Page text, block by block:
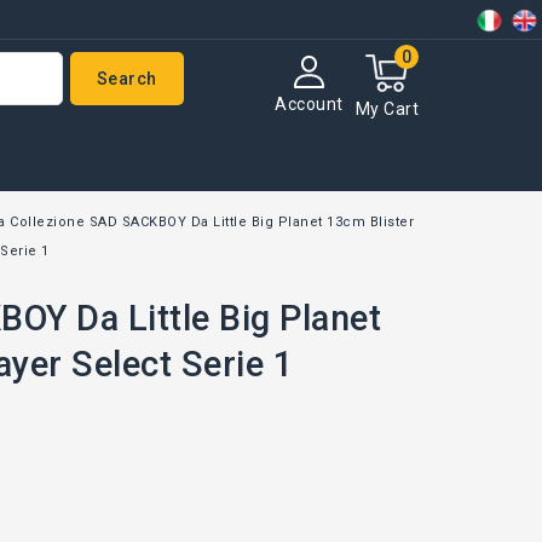
My Cart
0
Account
Search
Collezione SAD SACKBOY Da Little Big Planet 13cm Blister
1
Da Little Big Planet
Select Serie 1